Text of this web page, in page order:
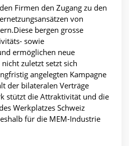
Firmen den Zugang zu den
von
bergen grosse
sowie
ermöglichen neue
zuletzt setzt sich
angelegten Kampagne
der bilateralen Verträge
stützt die Attraktivität und die
Werkplatzes Schweiz
für die MEM-Industrie